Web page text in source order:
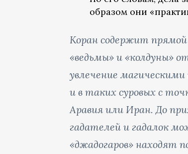
образом они
Коран содержит
«ведьмы» и «колдуны»
увлечение
и в таких суровых с
Аравия или Иран. До
гадателей и гадалок
«джадогаров» находят